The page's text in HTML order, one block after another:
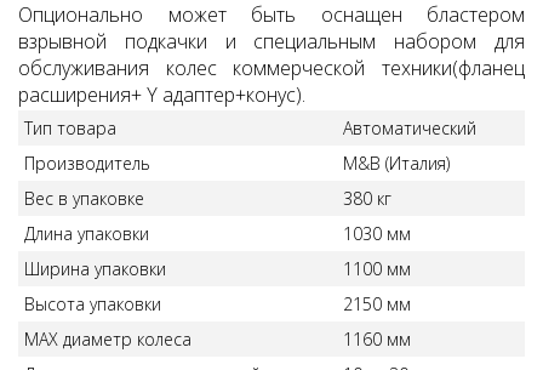
Опционально может быть оснащен бластером
взрывной подкачки и специальным набором для
обслуживания колес коммерческой техники(фланец
расширения+ Y адаптер+конус).
Тип товара
Автоматический
Производитель
M&B (Италия)
Вес в упаковке
380 кг
Длина упаковки
1030 мм
Ширина упаковки
1100 мм
Высота упаковки
2150 мм
MAX диаметр колеса
1160 мм